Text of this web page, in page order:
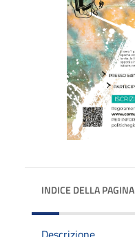
INDICE DELLA PAGINA